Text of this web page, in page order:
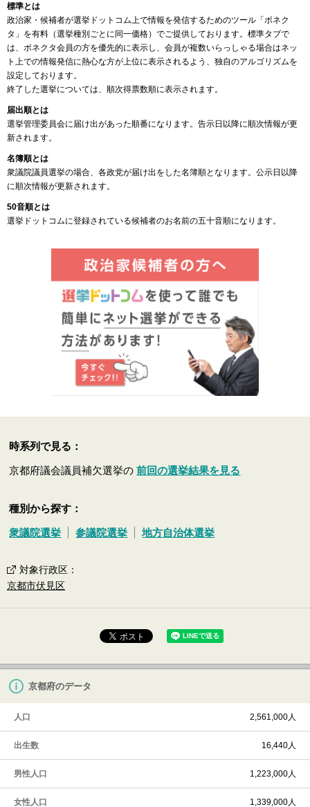
標準とは
政治家・候補者が選挙ドットコム上で情報を発信するためのツール「ボネク
タ」を有料（選挙種別ごとに同一価格）でご提供しております。標準タブで
は、ボネクタ会員の方を優先的に表示し、会員が複数いらっしゃる場合はネッ
ト上での情報発信に熱心な方が上位に表示されるよう、独自のアルゴリズムを
設定しております。
終了した選挙については、順次得票数順に表示されます。
届出順とは
選挙管理委員会に届け出があった順番になります。告示日以降に順次情報が更
新されます。
名簿順とは
衆議院議員選挙の場合、各政党が届け出をした名簿順となります。公示日以降
に順次情報が更新されます。
50音順とは
選挙ドットコムに登録されている候補者のお名前の五十音順になります。
時系列で見る：
京都府議会議員補欠選挙の前回の選挙結果を見る
種別から探す：
衆議院選挙 参議院選挙 地方自治体選挙
対象行政区 ：
京都市伏見区
京都府のデータ
人口 2,561,000人
出生数 16,440人
男性人口 1,223,000人
女性人口 1,339,000人